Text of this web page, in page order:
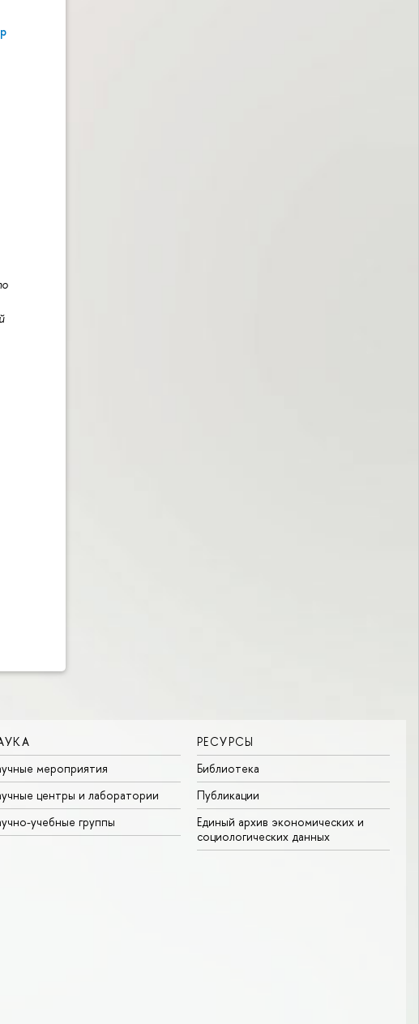
мероприятия
центры и лаборатории
учебные группы
РЕСУРСЫ
Библиотека
Публикации
Единый архив экономических и
социологических данных